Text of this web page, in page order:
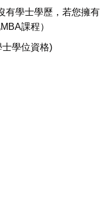
有學士學歷，若您擁有
課程）
學位資格)